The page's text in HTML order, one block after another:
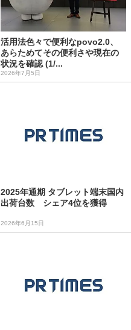
活用法色々で便利なpovo2.0、
あらためてその便利さや現在の
状況を確認 (1/...
2026年7月5日
2025年通期 タブレット端末国内
出荷台数 シェア4位を獲得
2026年6月15日